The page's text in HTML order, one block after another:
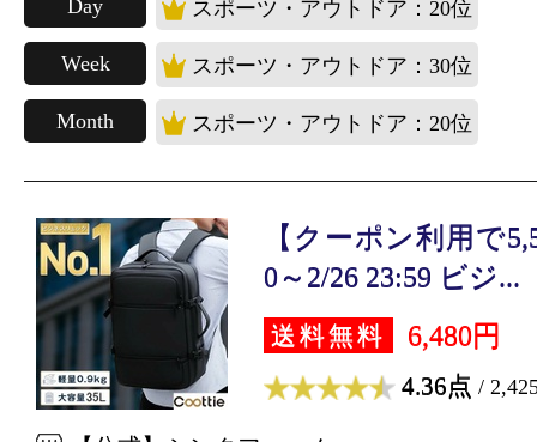
Day スポーツ・アウトドア：20位
Week スポーツ・アウトドア：30位
Month スポーツ・アウトドア：20位
【クーポン利用で
0～2/26 23:59 ビジ...
送料無料 6,480円
4.36点 /